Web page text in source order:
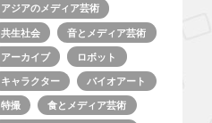
アジアのメディア芸術
共生社会 音とメディア芸術
アーカイブ ロボット
キャラクター バイオアート
特撮 食とメディア芸術